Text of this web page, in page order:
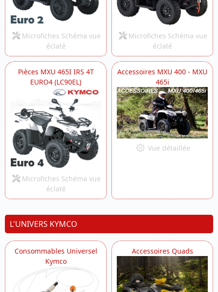
Microfiches Schéma vue
éclaté
Microfiches Schéma vue
éclaté
Pièces MXU 465I IRS 4T
EURO4 (LC90EL)
Microfiches Schéma vue
éclaté
Accessoires MXU 400 - MXU
465i
Vue détaillée
L'UNIVERS KYMCO
Consommables Universel
Kymco
Accessoires Quads